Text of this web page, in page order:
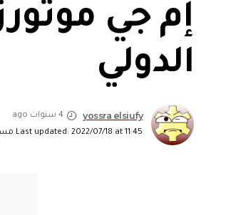
إم جي
الدولي
Last updated: 2022/07/18 at 11:45 مساءً
yossra elsiufy 4 سنوات ago